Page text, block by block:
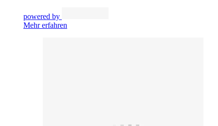
powered by
Mehr erfahren